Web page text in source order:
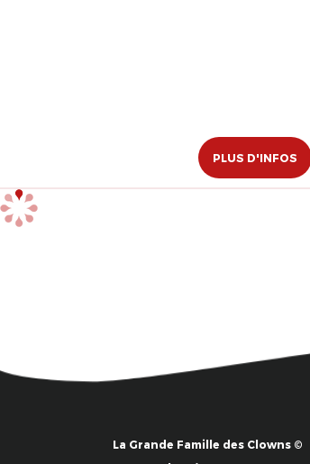
PLUS D'INFOS
La Grande Famille des Clowns ©